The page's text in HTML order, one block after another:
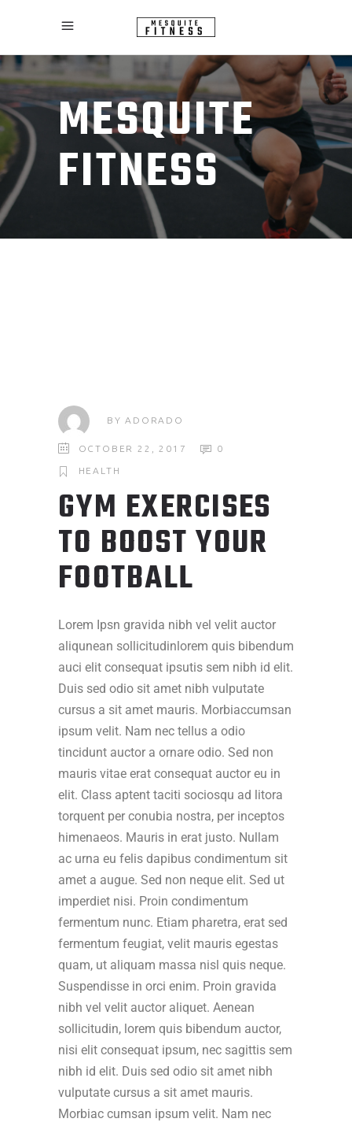
MESQUITE
FITNESS
BYADORADO
OCTOBER 22, 2017 0
HEALTH
GYM EXERCISES
TO BOOST YOUR
FOOTBALL
Lorem Ipsn gravida nibh vel velit auctor
aliqunean sollicitudinlorem quis bibendum
auci elit consequat ipsutis sem nibh id elit.
Duis sed odio sit amet nibh vulputate
cursus a sit amet mauris. Morbiaccumsan
ipsum velit. Nam nec tellus a odio
tincidunt auctor a ornare odio. Sed non
mauris vitae erat consequat auctor eu in
elit. Class aptent taciti sociosqu ad litora
torquent per conubia nostra, per inceptos
himenaeos. Mauris in erat justo. Nullam
ac urna eu felis dapibus condimentum sit
amet a augue. Sed non neque elit. Sed ut
imperdiet nisi. Proin condimentum
fermentum nunc. Etiam pharetra, erat sed
fermentum feugiat, velit mauris egestas
quam, ut aliquam massa nisl quis neque.
Suspendisse in orci enim. Proin gravida
nibh vel velit auctor aliquet. Aenean
sollicitudin, lorem quis bibendum auctor,
nisi elit consequat ipsum, nec sagittis sem
nibh id elit. Duis sed odio sit amet nibh
vulputate cursus a sit amet mauris.
Morbiac cumsan ipsum velit. Nam nec